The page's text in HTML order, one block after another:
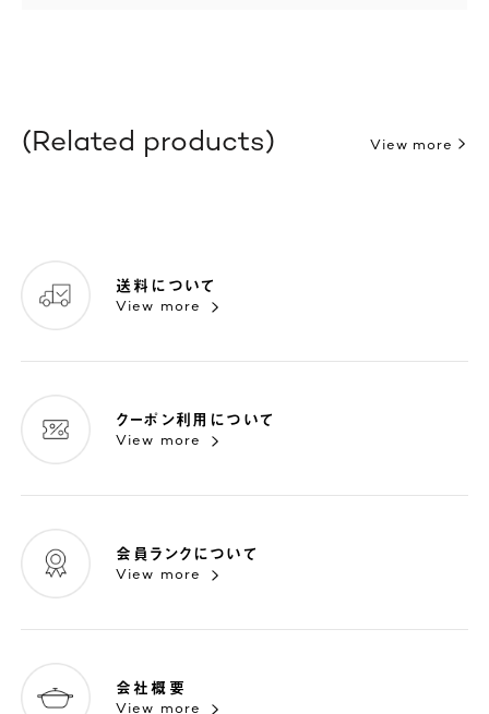
Related products View more
送料について
View more
クーポン利用について
View more
会員ランクについて
View more
会社概要
View more